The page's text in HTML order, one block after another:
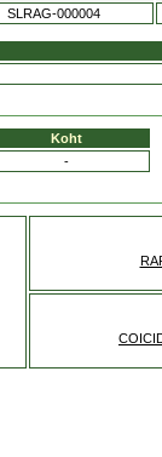
SLRAG-000004
Koht
-